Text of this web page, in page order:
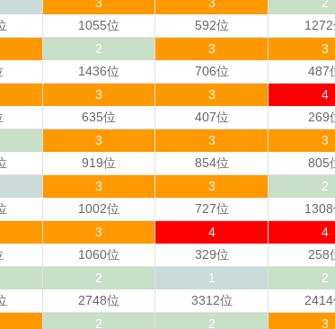
1055位
592位
1272
2
1436位
3
706位
3
487
3
635位
3
407位
4
269
3
919位
3
854位
3
805
3
1002位
3
727位
2
1308
3
1060位
4
329位
4
258
2
2748位
1
3312位
2
2414
2
2
3